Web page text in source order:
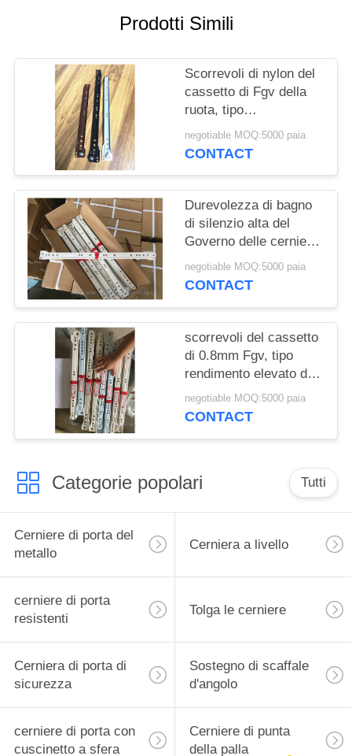
PRIVACY
POLICY
Prodotti Simili
Scorrevoli di nylon del
cassetto di Fgv della
ruota, tipo
sudamericano dei
montaggi degli
negotiable MOQ:5000 paia
CONTACT
Durevolezza di bagno
di silenzio alta del
Governo delle cerniere
dell'ABS della ruota di
progettazione vicina di
negotiable MOQ:5000 paia
CONTACT
scorrevoli del cassetto
di 0.8mm Fgv, tipo
rendimento elevato di
Blum dei corridori del
cassetto di Fgv
negotiable MOQ:5000 paia
CONTACT
Categorie popolari Tutti
Cerniere di porta del
metallo
Cerniera a livello
cerniere di porta
resistenti
Tolga le cerniere
Cerniera di porta di
sicurezza
Sostegno di scaffale
d'angolo
cerniere di porta con
cuscinetto a sfera
Cerniere di punta
della palla